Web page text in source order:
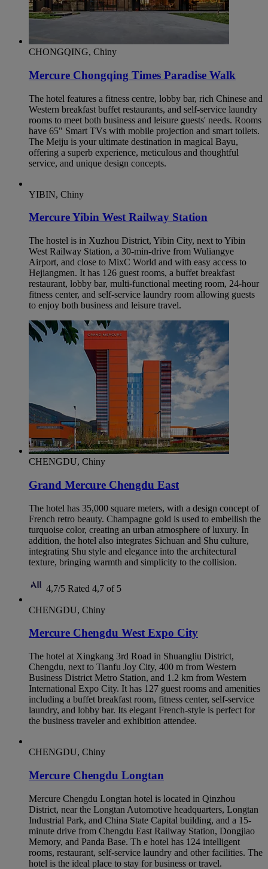
CHONGQING, Chiny
Mercure Chongqing Times Paradise Walk
The hotel features a fitness centre, lobby bar, rich Chinese and
Western breakfast buffet restaurants, and self-service laundry
rooms to meet both business and leisure guests' needs. Rooms
have 65" Smart TVs with mobile projection and smart toilets.
The Meiju is your ultimate destination in magical Bayu,
offering a superb experience, meticulous and thoughtful
service, and unique design concepts.
YIBIN, Chiny
Mercure Yibin West Railway Station
The hostel is in Xuzhou District, Yibin City, next to Yibin
West Railway Station, a 30-min-drive from Wuliangye
Airport, and close to MixC World and with easy access to
Hejiangmen. It has 126 guest rooms, a buffet breakfast
restaurant, lobby bar, multi-functional meeting room, 24-hour
fitness center, and self-service laundry room allowing guests
to enjoy both business and leisure travel.
CHENGDU, Chiny
Grand Mercure Chengdu East
The hotel has 35,000 square meters, with a design concept of
French retro beauty. Champagne gold is used to embellish the
turquoise color, creating an urban atmosphere of luxury. In
addition, the hotel also integrates Sichuan and Shu culture,
integrating Shu style and elegance into the architectural
texture, bringing warmth and simplicity to the collision.
4,7/5 Rated 4,7 of 5
CHENGDU, Chiny
Mercure Chengdu West Expo City
The hotel at Xingkang 3rd Road in Shuangliu District,
Chengdu, next to Tianfu Joy City, 400 m from Western
Business District Metro Station, and 1.2 km from Western
International Expo City. It has 127 guest rooms and amenities
including a buffet breakfast room, fitness center, self-service
laundry, and lobby bar. Its elegant French-style is perfect for
the business traveler and exhibition attendee.
CHENGDU, Chiny
Mercure Chengdu Longtan
Mercure Chengdu Longtan hotel is located in Qinzhou
District, near the Longtan Automotive headquarters, Longtan
Industrial Park, and China State Capital building, and a 15-
minute drive from Chengdu East Railway Station, Dongjiao
Memory, and Panda Base. Th e hotel has 124 intelligent
rooms, restaurant, self-service laundry and other facilities. The
hotel is the ideal place to stay for business or travel.